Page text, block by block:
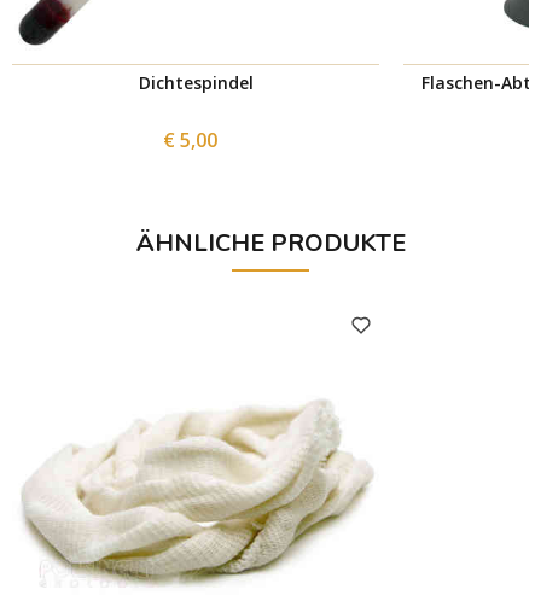
Dichtespindel
€ 5,00
Flaschen-
ÄHNLICHE PRODUKTE